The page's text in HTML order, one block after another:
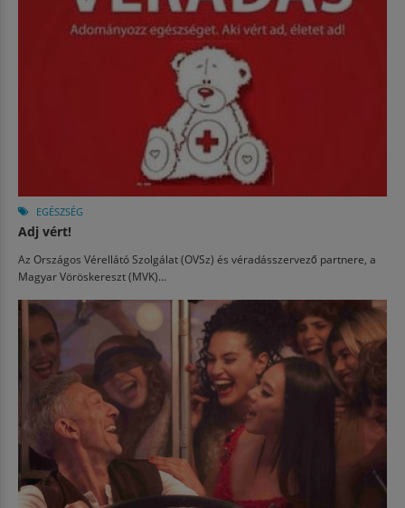
EGÉSZSÉG
Adj vért!
Az Országos Vérellátó Szolgálat (OVSz) és véradásszervező partnere, a
Magyar Vöröskereszt (MVK)...